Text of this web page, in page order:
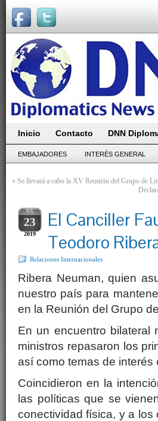
Inicio Contacto DNN
EMBAJADORES INTERÉS GENERAL
« Se llevará a cabo la XV Reunión del Grupo de
JUL
23
2019
El Canciller
Teodoro
Relaciones Internacionales
Ribera Neuman, quien
nuestro país para
en la Reunión del Grupo
En un encuentro bilateral
ministros repasaron los
así como temas de
Coincidieron en la
las políticas que se
conectividad física, y a